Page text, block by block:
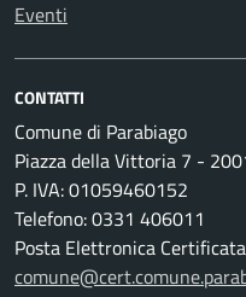
Eventi
CONTATTI
Comune di Parabiago
Piazza della Vittoria 7 -
P. IVA: 01059460152
Telefono: 0331 406011
Posta Elettronica